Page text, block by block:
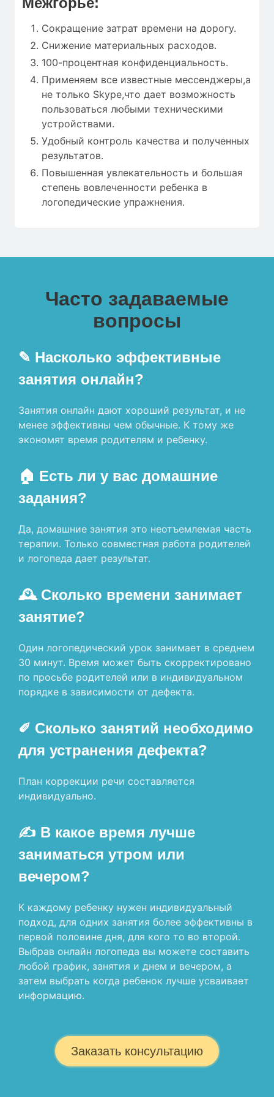
Сокращение затрат времени на дорогу.
Снижение материальных расходов.
100-процентная конфиденциальность.
Применяем все известные мессенджеры,а
не только Skype,что дает возможность
пользоваться любыми техническими
устройствами.
Удобный контроль качества и полученных
результатов.
Повышенная увлекательность и большая
степень вовлеченности ребенка в
логопедические упражнения.
Часто задаваемые
вопросы
✎ Насколько эффективные
занятия онлайн?
Занятия онлайн дают хороший результат, и не
менее эффективны чем обычные. К тому же
экономят время родителям и ребенку.
🏠 Есть ли у вас домашние
задания?
Да, домашние занятия это неотъемлемая часть
терапии. Только совместная работа родителей
и логопеда дает результат.
🕰 Сколько времени занимает
занятие?
Один логопедический урок занимает в среднем
30 минут. Время может быть скорректировано
по просьбе родителей или в индивидуальном
порядке в зависимости от дефекта.
✐ Сколько занятий необходимо
для устранения дефекта?
План коррекции речи составляется
индивидуально.
✍ В какое время лучше
заниматься утром или
вечером?
К каждому ребенку нужен индивидуальный
подход, для одних занятия более эффективны в
первой половине дня, для кого то во второй.
Выбрав онлайн логопеда вы можете составить
любой график, занятия и днем и вечером, а
затем выбрать когда ребенок лучше усваивает
информацию.
Заказать консультацию